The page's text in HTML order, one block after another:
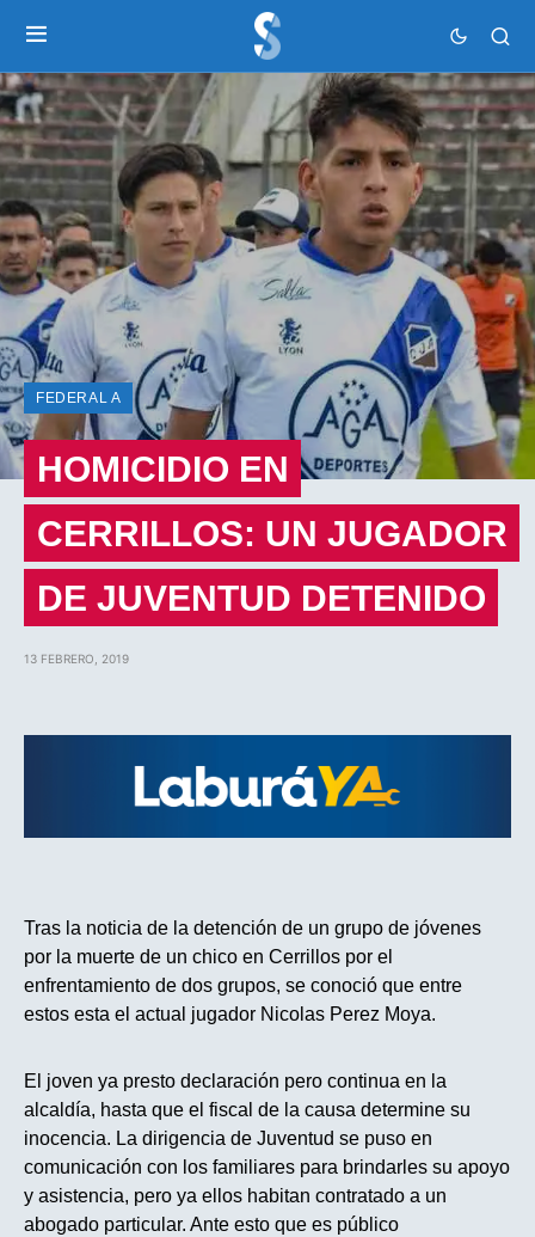
FEDERAL A
HOMICIDIO EN
CERRILLOS: UN JUGADOR
DE JUVENTUD DETENIDO
13 FEBRERO, 2019
Tras la noticia de la detención de un grupo de jóvenes
por la muerte de un chico en Cerrillos por el
enfrentamiento de dos grupos, se conoció que entre
estos esta el actual jugador Nicolas Perez Moya.
El joven ya presto declaración pero continua en la
alcaldía, hasta que el fiscal de la causa determine su
inocencia. La dirigencia de Juventud se puso en
comunicación con los familiares para brindarles su apoyo
y asistencia, pero ya ellos habitan contratado a un
abogado particular. Ante esto que es público